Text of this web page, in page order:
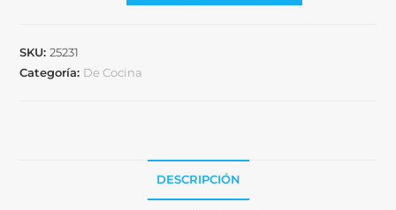
SKU:25231
Categoría: De Cocina
DESCRIPCIÓN